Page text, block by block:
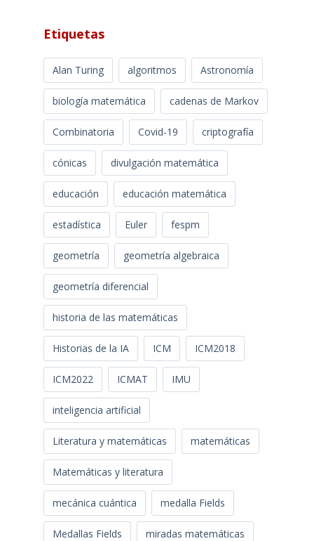
Etiquetas
Alan Turing algoritmos Astronomía
biología matemática cadenas de Markov
Combinatoria Covid-19 criptografía
cónicas divulgación matemática
educación educación matemática
estadística Euler fespm
geometría geometría algebraica
geometría diferencial
historia de las matemáticas
Historias de la IA ICM ICM2018
ICM2022 ICMAT IMU
inteligencia artificial
Literatura y matemáticas matemáticas
Matemáticas y literatura
mecánica cuántica medalla Fields
Medallas Fields miradas matemáticas